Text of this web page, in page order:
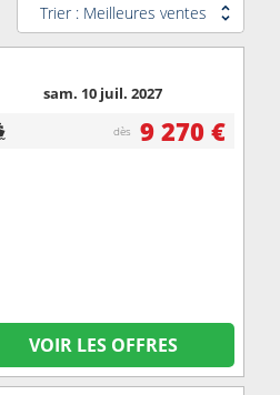
Trier : Meilleures ventes
sam. 10 juil. 2027
dès 9 270 €
VOIR LES OFFRES